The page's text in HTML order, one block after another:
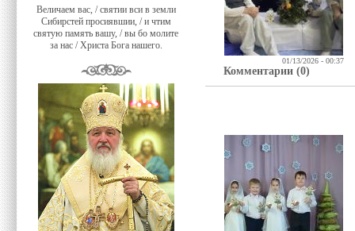
Величаем вас, / святии вси в земли
Сибирстей просиявшии, / и чтим
святую память вашу, / вы бо молите
за нас / Христа Бога нашего.
01/13/2026 - 00:37
Комментарии (0)